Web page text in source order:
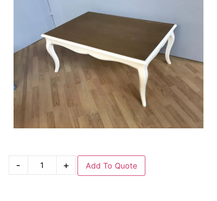
- + Add To Quote